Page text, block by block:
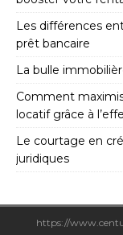
Les différences
prêt bancaire
La bulle
Comment
locatif grâce à
Le courtage en
juridiques
https://